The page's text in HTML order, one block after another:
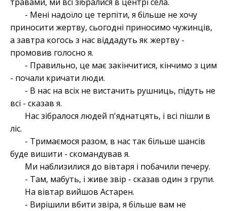
травами, ми всі зібралися в центрі села.
- Мені надоїло це терпіти, я більше не хочу
приносити жертву, сьогодні приносимо чужинців,
а завтра когось з нас віддадуть як жертву -
промовив голосно я.
- Правильно, це має закінчитися, кінчимо з цим
- почали кричати люди.
- В нас на всіх не вистачить рушниць, підуть не
всі - сказав я.
Нас зібралося людей п'яднатцять, і всі пішли в
ліс.
- Тримаємося разом, в нас так більше шансів
буде вишити - скомандував я.
Ми наблизилися до вівтаря і побачили печеру.
- Там, мабуть, і живе звір - сказав один з групи.
На вівтар вийшов Астарен.
- Вирішили вбити звіра, я більше вам не